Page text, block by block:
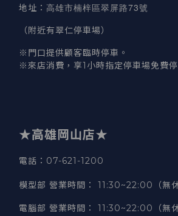
地址 ： 高雄市楠梓區翠屏路73號
（附近有翠仁停車場）
※門口提供顧客臨時停車。
※來店消費，享1小時指定停車場免費停
★高雄岡山店★
電話：07-621-1200
模型部 營業時間 ： 11:30~22:00（無休
電腦部 營業時間 ： 11:30~22:00（無休